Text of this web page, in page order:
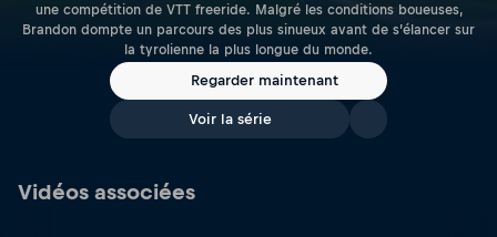
une compétition de VTT freeride. Malgré les conditions boueuses,
Brandon dompte un parcours des plus sinueux avant de s’élancer sur
la tyrolienne la plus longue du monde.
Regarder maintenant
Voir la série
Vidéos associées